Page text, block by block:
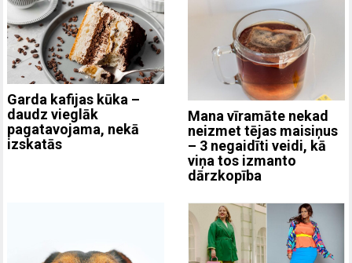
Garda kafijas kūka –
daudz vieglāk
pagatavojama, nekā
izskatās
Mana vīramāte nekad
neizmet tējas maisiņus
– 3 negaidīti veidi, kā
viņa tos izmanto
dārzkopība